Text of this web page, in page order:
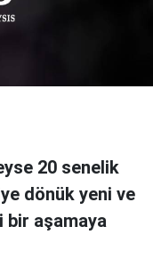
20 senelik
dönük yeni ve
bir aşamaya